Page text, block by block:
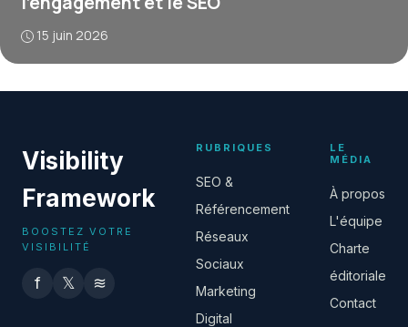
15 juin 2026
Visibility
Framework
BOOSTEZ VOTRE
VISIBILITÉ
f 𝕏 ≋
RUBRIQUES
SEO &
Référencement
Réseaux
Sociaux
Marketing
Digital
LE
MÉDIA
À propos
L'équipe
Charte
éditoriale
Contact